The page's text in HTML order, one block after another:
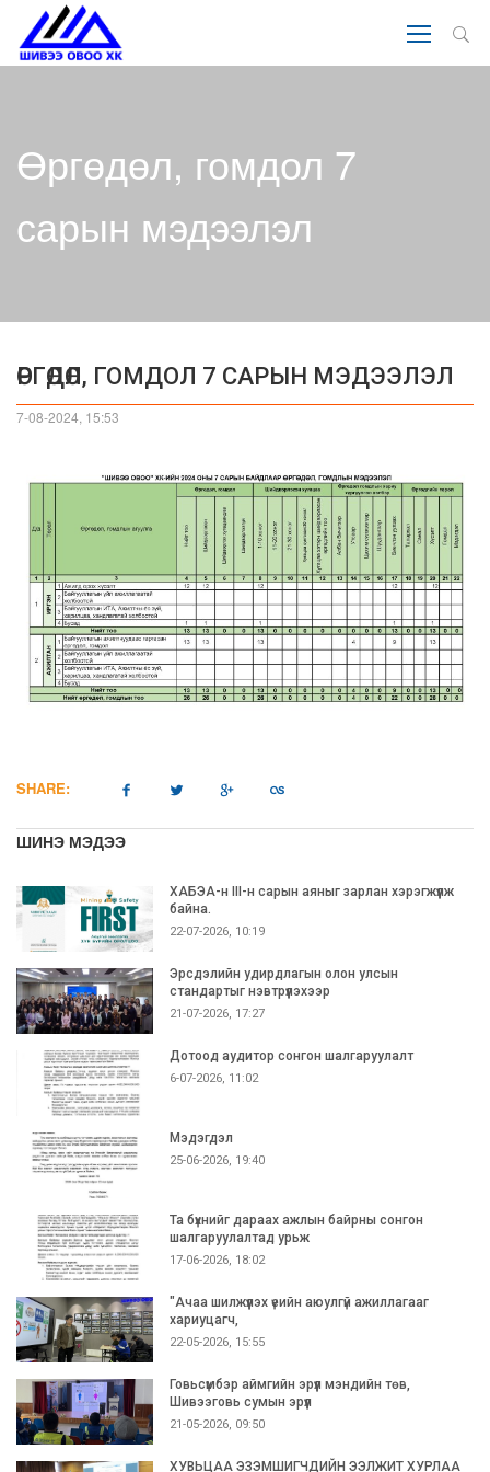
Өргөдөл, гомдол 7
сарын мэдээлэл
ӨРГӨДӨЛ, ГОМДОЛ 7 САРЫН МЭДЭЭЛЭЛ
7-08-2024, 15:53
SHARE:
ШИНЭ МЭДЭЭ
ХАБЭА-н III-н сарын аяныг зарлан хэрэгжүүлж
байна.
22-07-2026, 10:19
Эрсдэлийн удирдлагын олон улсын
стандартыг нэвтрүүлэхээр
21-07-2026, 17:27
Дотоод аудитор сонгон шалгаруулалт
6-07-2026, 11:02
Мэдэгдэл
25-06-2026, 19:40
Та бүхнийг дараах ажлын байрны сонгон
шалгаруулалтад урьж
17-06-2026, 18:02
"Ачаа шилжүүлэх үеийн аюулгүй ажиллагааг
хариуцагч,
22-05-2026, 15:55
Говьсүмбэр аймгийн эрүүл мэндийн төв,
Шивээговь сумын эрүүл
21-05-2026, 09:50
ХУВЬЦАА ЭЗЭМШИГЧДИЙН ЭЭЛЖИТ ХУРЛАА